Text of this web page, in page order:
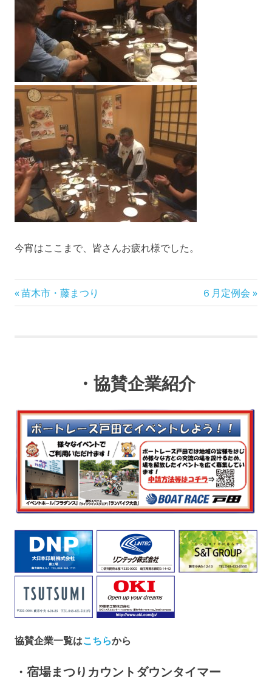
今宵はここまで、皆さんお疲れ様でした。
投
ー
シ
ョ
ン
前
の
苗木市・藤まつり
次
の
６月定例会
・協賛企業紹介
協賛企業一覧はこちらから
・宿場まつりカウントダウンタイマー